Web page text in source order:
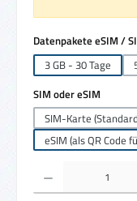
Datenpakete eSIM /
3 GB - 30 Tage
SIM oder eSIM
SIM-Karte
eSIM (als QR Code
Produkt Anzahl: Gib den